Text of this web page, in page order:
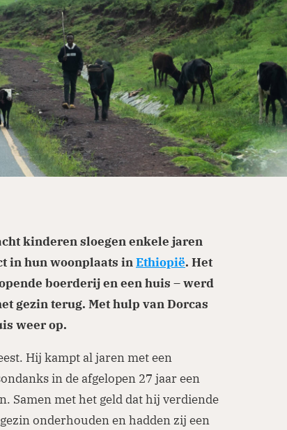
kinderen sloegen enkele jaren
in hun woonplaats inEthiopië. Het
boerderij en een huis – werd
gezin terug. Met hulp van Dorcas
weer op.
Hij kampt al jaren met een
in de afgelopen 27 jaar een
Samen met het geld dat hij verdiende
onderhouden en hadden zij een